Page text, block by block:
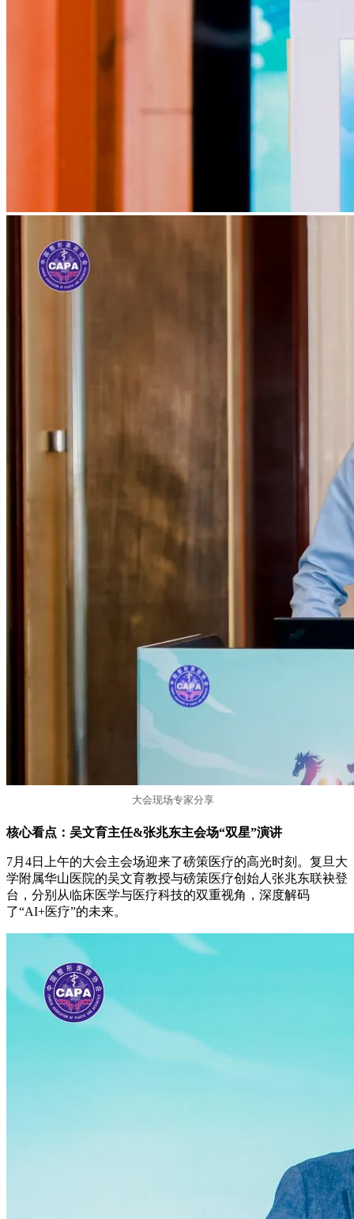
大会现场专家分享
核心看点：吴文育主任&张兆东主会场“双星”演讲
7月4日上午的大会主会场迎来了磅策医疗的高光时刻。复旦大
学附属华山医院的吴文育教授与磅策医疗创始人张兆东联袂登
台，分别从临床医学与医疗科技的双重视角，深度解码
了“AI+医疗”的未来。